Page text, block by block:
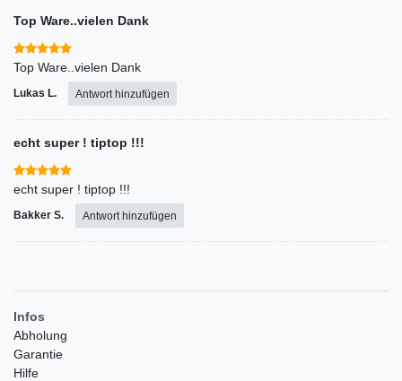
Top Ware..vielen Dank
Top Ware..vielen Dank
Lukas L. Antwort hinzufügen
echt super ! tiptop !!!
echt super ! tiptop !!!
Bakker S. Antwort hinzufügen
Infos
Abholung
Garantie
Hilfe